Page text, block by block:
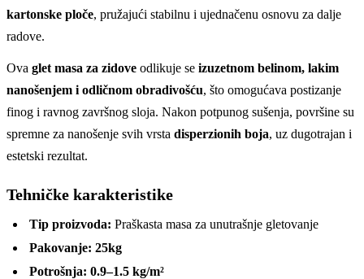
kartonske ploče, pružajući stabilnu i ujednačenu osnovu za dalje
radove.
Ova glet masa za zidove odlikuje se izuzetnom belinom, lakim
nanošenjem i odličnom obradivošću, što omogućava postizanje
finog i ravnog završnog sloja. Nakon potpunog sušenja, površine su
spremne za nanošenje svih vrsta disperzionih boja, uz dugotrajan i
estetski rezultat.
Tehničke karakteristike
Tip proizvoda: Praškasta masa za unutrašnje gletovanje
Pakovanje: 25kg
Potrošnja: 0.9–1.5 kg/m²